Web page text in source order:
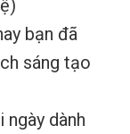
bạn đã
sáng tạo
ngày dành